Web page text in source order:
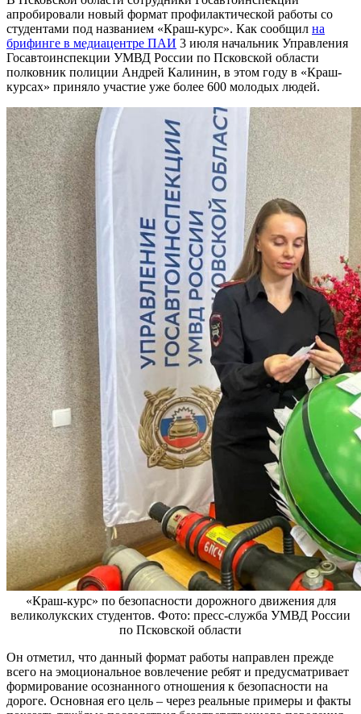
апробировали новый формат профилактической работы со
студентами под названием «Краш-курс». Как сообщил на
брифинге в медиацентре ПАИ 3 июля начальник Управления
Госавтоинспекции УМВД России по Псковской области
полковник полиции Андрей Калинин, в этом году в «Краш-
курсах» приняло участие уже более 600 молодых людей.
«Краш-курс» по безопасности дорожного движения для
великолукских студентов. Фото: пресс-служба УМВД России
по Псковской области
Он отметил, что данный формат работы направлен прежде
всего на эмоциональное вовлечение ребят и предусматривает
формирование осознанного отношения к безопасности на
дороге. Основная его цель – через реальные примеры и факты